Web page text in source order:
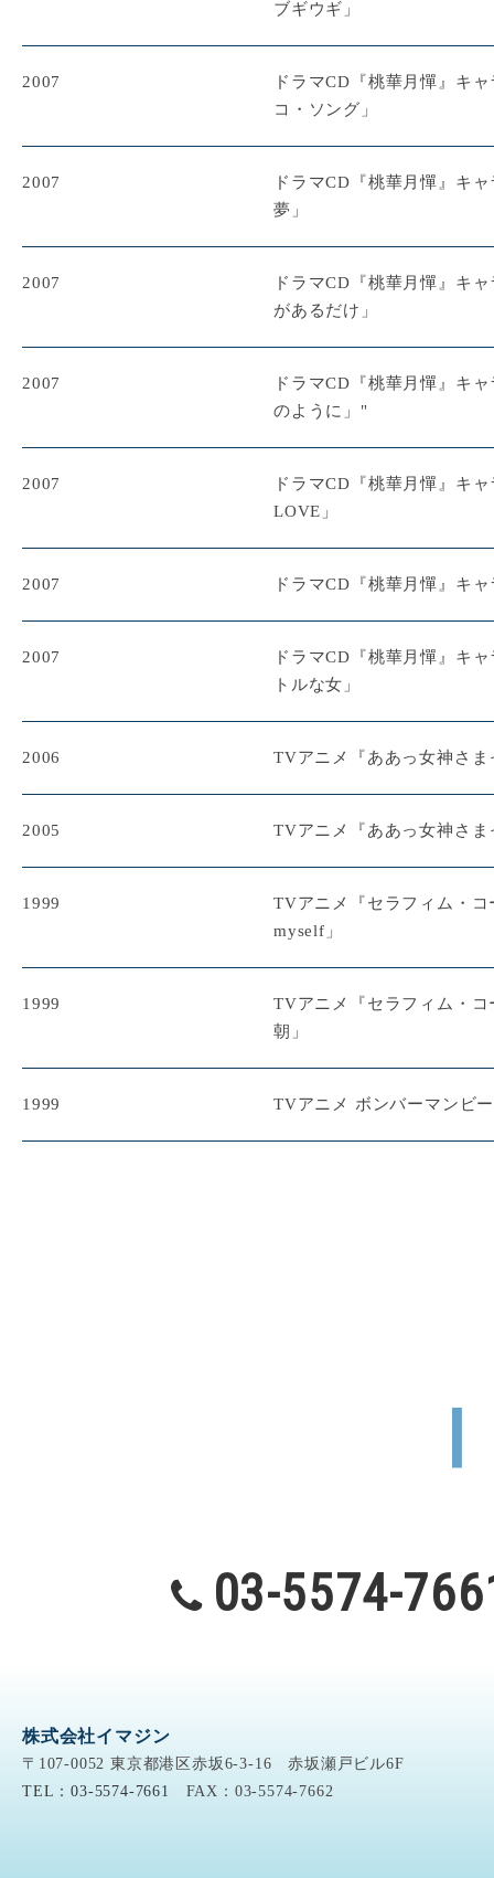
ブギウギ」
2007
ドラマCD『桃華月憚』キ
コ・ソング」
2007
ドラマCD『桃華月憚』キ
夢」
2007
ドラマCD『桃華月憚』キ
があるだけ」
2007
ドラマCD『桃華月憚』キ
のように」"
2007
ドラマCD『桃華月憚』キ
LOVE」
2007 ドラマCD『桃華月憚』キ
2007
ドラマCD『桃華月憚』キ
トルな女」
2006 TVアニメ『ああっ女神さ
2005 TVアニメ『ああっ女神さま
1999
TVアニメ『セラフィム・
myself」
1999
TVアニメ『セラフィム・
朝」
1999 TVアニメ ボンバーマンビ
03-5574-
株式会社イマジン
〒107-0052 東京都港区赤坂6-3-16 赤坂瀬戸ビル6F
TEL：03-5574-7661
FAX：03-5574-7662